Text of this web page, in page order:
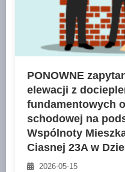
PONOWNE
elewacji z
fundamentowych
schodowej na
Wspólnoty
Ciasnej 23A w
2026-05-15